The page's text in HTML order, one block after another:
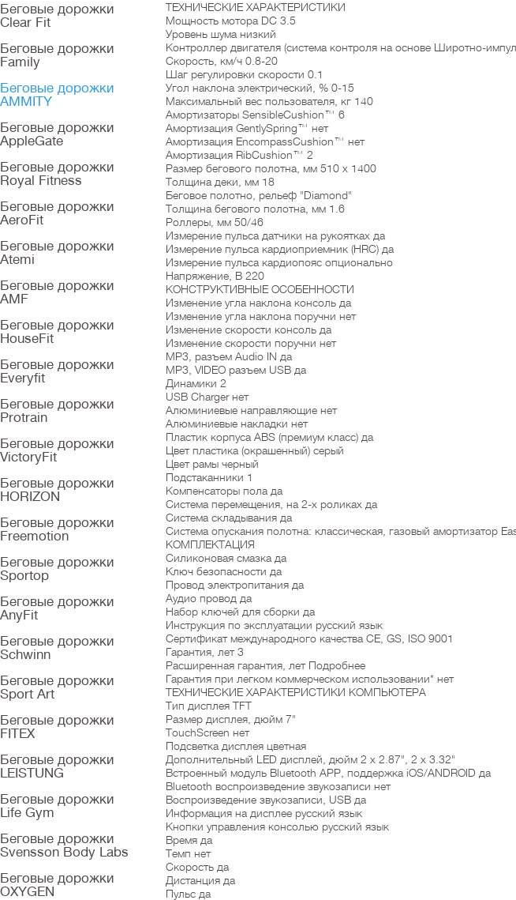
Беговые дорожки
Clear Fit
Беговые дорожки
Family
Беговые дорожки
AMMITY
Беговые дорожки
AppleGate
Беговые дорожки
Royal Fitness
Беговые дорожки
AeroFit
Беговые дорожки
Atemi
Беговые дорожки
AMF
Беговые дорожки
HouseFit
Беговые дорожки
Everyfit
Беговые дорожки
Protrain
Беговые дорожки
VictoryFit
Беговые дорожки
HORIZON
Беговые дорожки
Freemotion
Беговые дорожки
Sportop
Беговые дорожки
AnyFit
Беговые дорожки
Schwinn
Беговые дорожки
Sport Art
Беговые дорожки
FITEX
Беговые дорожки
LEISTUNG
Беговые дорожки
Life Gym
Беговые дорожки
Svensson Body Labs
Беговые дорожки
OXYGEN
ТЕХНИЧЕСКИЕ ХАРАКТЕРИСТИКИ
Мощность мотора DC 3.5
Уровень шума низкий
Контроллер двигателя (система контроля на основе Широтно-
Скорость, км/ч 0.8-20
Шаг регулировки скорости 0.1
Угол наклона электрический, % 0-15
Максимальный вес пользователя, кг 140
Амортизаторы SensibleCushion™ 6
Aмортизация GentlySpring™ нет
Aмортизация EncompassCushion™ нет
Aмортизация RibCushion™ 2
Размер бегового полотна, мм 510 x 1400
Толщина деки, мм 18
Беговое полотно, рельеф "Diamond"
Толщина бегового полотна, мм 1.6
Роллеры, мм 50/46
Измерение пульса датчики на рукоятках да
Измерение пульса кардиоприемник (HRC) да
Измерение пульса кардиопояс опционально
Напряжение, В 220
КОНСТРУКТИВНЫЕ ОСОБЕННОСТИ
Изменение угла наклона консоль да
Изменение угла наклона поручни нет
Изменение скорости консоль да
Изменение скорости поручни нет
MP3, разъем Audio IN да
MP3, VIDEO разъем USB да
Динамики 2
USB Charger нет
Алюминиевые направляющие нет
Алюминиевые накладки нет
Пластик корпуса ABS (премиум класс) да
Цвет пластика (окрашенный) серый
Цвет рамы черный
Подстаканники 1
Компенсаторы пола да
Система перемещения, на 2-х роликах да
Система складывания да
Система опускания полотна: классическая, газовый амортизатор
КОМПЛЕКТАЦИЯ
Силиконовая смазка да
Ключ безопасности да
Провод электропитания да
Аудио провод да
Набор ключей для сборки да
Инструкция по эксплуатации русский язык
Сертификат международного качества CE, GS, ISO 9001
Гарантия, лет 3
Расширенная гарантия, лет Подробнее
Гарантия при легком коммерческом использовании* нет
ТЕХНИЧЕСКИЕ ХАРАКТЕРИСТИКИ КОМПЬЮТЕРА
Тип дисплея TFT
Размер дисплея, дюйм 7"
TouchScreen нет
Подсветка дисплея цветная
Дополнительный LED дисплей, дюйм 2 х 2.87", 2 х 3.32"
Встроенный модуль Bluetooth APP, поддержка iOS/ANDROID да
Bluetooth воспроизведение звукозаписи нет
Воспроизведение звукозаписи, USB да
Информация на дисплее русский язык
Кнопки управления консолью русский язык
Время да
Темп нет
Скорость да
Дистанция да
Пульс да